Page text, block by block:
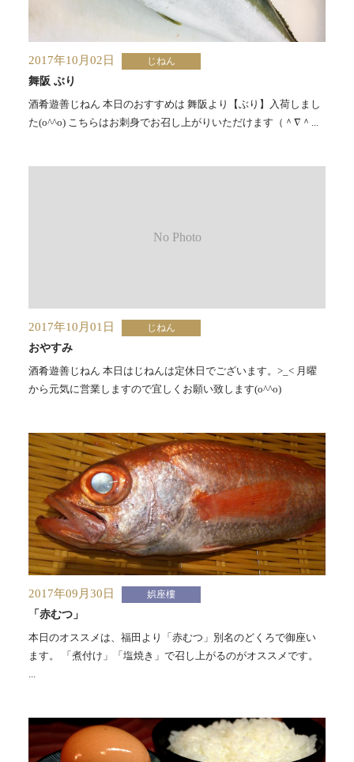
2017年10月02日 じねん
舞阪 ぶり
酒肴遊善じねん 本日のおすすめは 舞阪より【ぶり】入荷しまし
た(o^^o) こちらはお刺身でお召し上がりいただけます（＾∇＾...
2017年10月01日 じねん
おやすみ
酒肴遊善じねん 本日はじねんは定休日でございます。>_< 月曜
から元気に営業しますので宜しくお願い致します(o^^o)
2017年09月30日 娯座樓
「赤むつ」
本日のオススメは、福田より「赤むつ」別名のどくろで御座い
ます。 「煮付け」「塩焼き」で召し上がるのがオススメです。
...